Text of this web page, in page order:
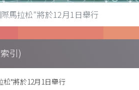
馬拉松"將於12月1日舉行
引)
松"將於12月1日舉行